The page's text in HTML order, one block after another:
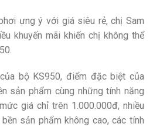
ưng ý với giá siêu rẻ, chị Sam
khuyến mãi khiến chị không thể
bộ KS950, điểm đặc biệt của
sản phẩm cùng những tính năng
giá chỉ trên 1.000.000đ, nhiều
sản phẩm không cao, các tính